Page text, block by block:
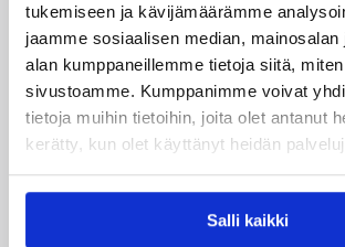
tukemiseen ja kävijämäärämme
jaamme sosiaalisen median,
alan kumppaneillemme tietoja siitä,
sivustoamme. Kumppanimme voivat
tietoja muihin tietoihin, joita olet antanut
kerätty, kun olet käyttänyt heidän
Salli kaikki
Suomen 16-vuotiaat pojat ottivat
85–45-voiton Luxemburgista B-
kilpailuissa johtamalla ottelua alusta
Suomi kohtaa huomenna Ruotsin
Suomen aikaa.